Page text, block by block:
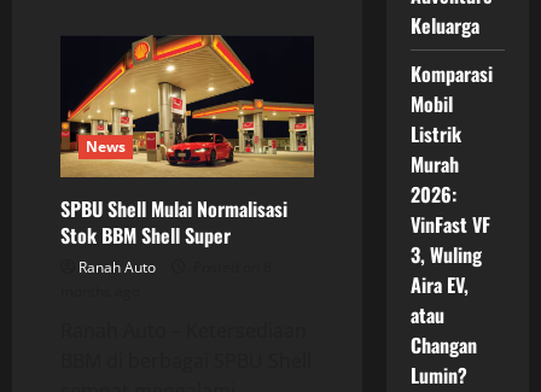
Mustang
GTD:
Supercar
Jalan
Raya
Paling
Ekstrem
yang
Pernah
Diciptakan
Ford
News
SPBU Shell Mulai Normalisasi
Stok BBM Shell Super
Ranah Auto
Keluarga
Komparasi
Mobil
Listrik
Murah
2026:
VinFast VF
3, Wuling
Aira EV,
atau
Changan
Lumin?